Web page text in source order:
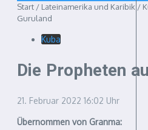
Start / Lateinamerika und Karibik /
Guruland
Kuba
Die Propheten
21. Februar 2022 16:02 Uhr
Übernommen von Granma: